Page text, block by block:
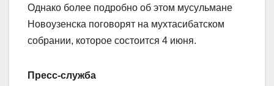
Однако более подробно об этом мусульмане
Новоузенска поговорят на мухтасибатском
собрании, которое состоится 4 июня.
Пресс-служба